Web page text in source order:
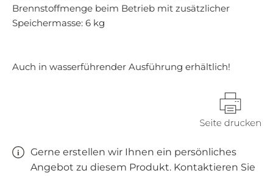
Brennstoffmenge beim Betrieb mit zusätzlicher
Speichermasse: 6 kg
Auch in wasserführender Ausführung erhältlich!
Gerne erstellen wir Ihnen ein persönliches
Angebot zu diesem Produkt. Kontaktieren Sie